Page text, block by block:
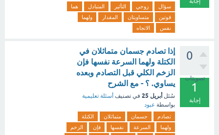
سؤال زوجي التأثير المتبادل
هما
قوتين
متساويتان المقدار
ولهما
نفس
الاتجاه
0
تصويتات
1
إجابة
إذا تصادم جسمان متماثلان في
الكتلة ولهما السرعة نفسها فإن
الزخم الكلي قبل التصادم وبعده
يساوي. ؟ - مع الشرح
سُئل أبريل 25 في تصنيف أسئلة تعليمية
بواسطة عبود
تصادم جسمان متماثلان
الكتلة
ولهما
السرعة نفسها فإن
الزخم